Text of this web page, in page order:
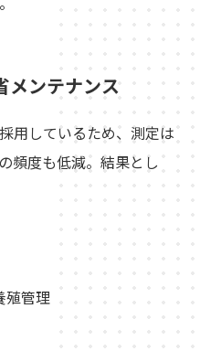
メンテナンス
用しているため、測定は
頻度も低減。結果とし
殖管理